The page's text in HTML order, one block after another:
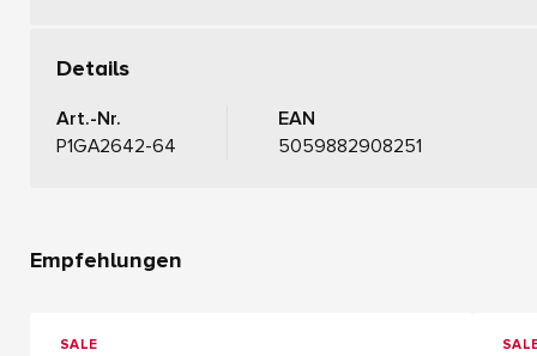
Details
Art.-Nr.
P1GA2642-64
EAN
5059882908251
Empfehlungen
SALE